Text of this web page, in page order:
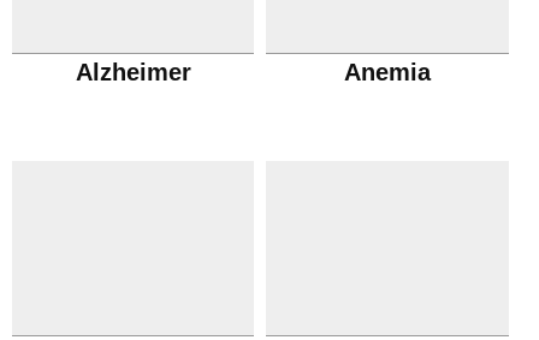
Alzheimer Anemia